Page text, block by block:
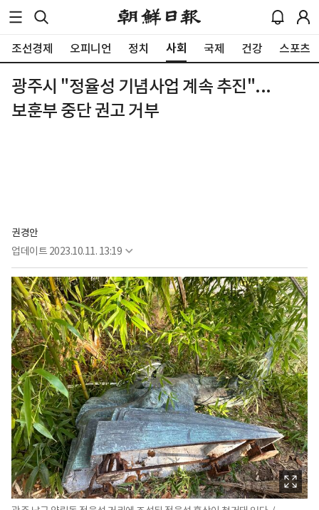
조선경제 오피니언 정치 사회 국제 건강 스포츠
광주시 "정율성 기념사업 계속 추진"...
보훈부 중단 권고 거부
권경안
업데이트 2023.10.11. 13:19